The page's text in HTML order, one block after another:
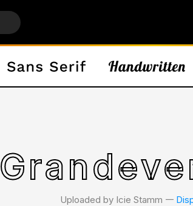
Uploaded by Icie Stamm 𑁋